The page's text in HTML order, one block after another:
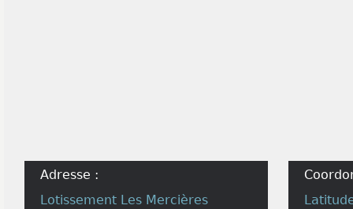
Adresse :
Lotissement Les Mercières